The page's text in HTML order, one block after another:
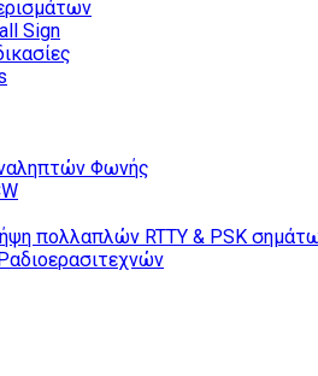
Sign
Φωνής
πολλαπλών RTTY & PSK